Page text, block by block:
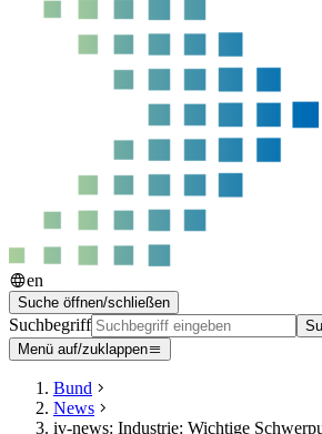
en
Suche öffnen/schließen
Suchbegriff
Menü auf/zuklappen
Bund
News
iv-news: Industrie: Wichtige